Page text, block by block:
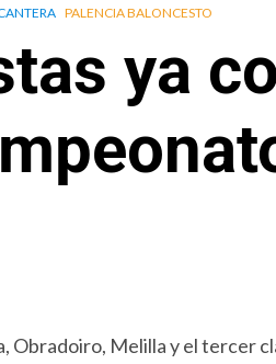
PALENCIA BALONCESTO
ya
Obradoiro, Melilla y el tercer